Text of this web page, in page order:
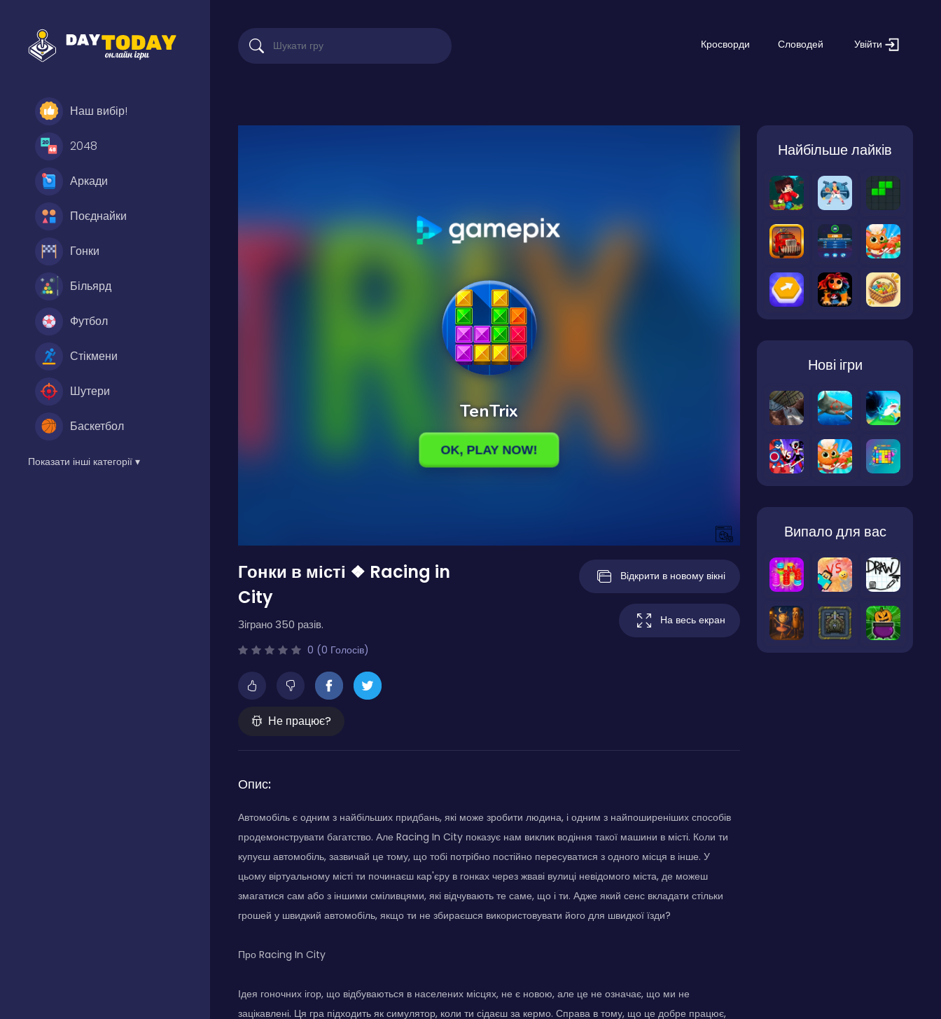
Наш вибір!
2048
Аркади
Поєднайки
Гонки
Більярд
Футбол
Стікмени
Шутери
Баскетбол
Показати інші категорії ▾
Кросворди Словодей Увійти
Гонки в місті ❖ Racing in
City
Зіграно 350 разів.
0 (0 Голосів)
Не працює?
Відкрити в новому вікні
На весь екран
Опис:
Автомобіль є одним з найбільших придбань, які може зробити людина, і одним з найпоширеніших способів
продемонструвати багатство. Але Racing In City показує нам виклик водіння такої машини в місті. Коли ти
купуєш автомобіль, зазвичай це тому, що тобі потрібно постійно пересуватися з одного місця в інше. У
цьому віртуальному місті ти починаєш кар'єру в гонках через жваві вулиці невідомого міста, де можеш
змагатися сам або з іншими сміливцями, які відчувають те саме, що і ти. Адже який сенс вкладати стільки
грошей у швидкий автомобіль, якщо ти не збираєшся використовувати його для швидкої їзди?
Про Racing In City
Ідея гоночних ігор, що відбуваються в населених місцях, не є новою, але це не означає, що ми не
зацікавлені. Ця гра підходить як симулятор, коли ти сідаєш за кермо. Справа в тому, що це добре працює,
Найбільше лайків
Нові ігри
Випало для вас